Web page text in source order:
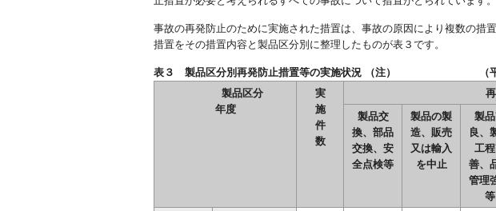
事故の再発防止のために実施された措置は、事故の原因により複数の措
措置をその措置内容と製品区分別に整理したものが表３です。
表３ 製品区分別再発防止措置等の実施状況 （注） （平成
製品区分
年度
実
施
件
数
製品交
換、部品
交換、安
全点検等
製品の製
造、販売
又は輸入
を中止
製
良、
工
善、
管理
等